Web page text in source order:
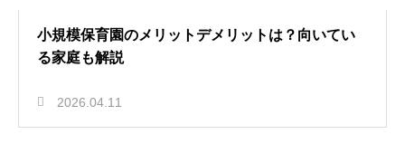
小規模保育園のメリットデメリットは？向いてい
る家庭も解説
2026.04.11